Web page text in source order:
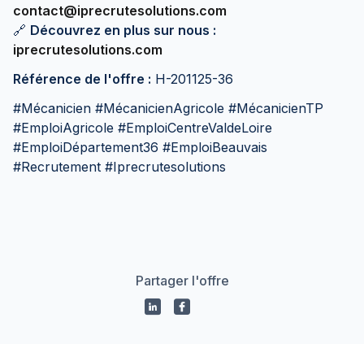
contact@iprecrutesolutions.com
🔗 Découvrez en plus sur nous :
iprecrutesolutions.com
Référence de l'offre : H-201125-36
#Mécanicien #MécanicienAgricole #MécanicienTP
#EmploiAgricole #EmploiCentreValdeLoire
#EmploiDépartement36 #EmploiBeauvais
#Recrutement #Iprecrutesolutions
Partager l'offre